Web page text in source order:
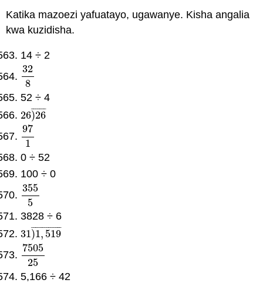
Katika mazoezi yafuatayo, ugawanye. Kisha angalia
kwa kuzidisha.
14 ÷ 2
32
8
328
52 ÷ 4
26)26
¯ ¯
¯¯¯¯¯
26)26
97
1
971
0 ÷ 52
100 ÷ 0
355
5
3555
3828 ÷ 6
31)1, 519
¯ ¯
¯¯¯¯¯¯¯¯¯¯¯¯
31)1, 519
7505
25
750525
5,166 ÷ 42